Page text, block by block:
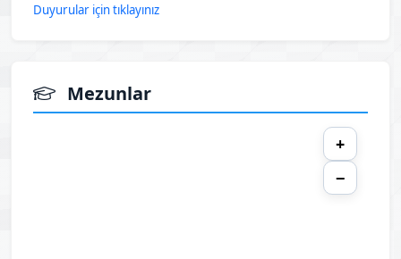
Duyurular için tıklayınız
Mezunlar
+
−